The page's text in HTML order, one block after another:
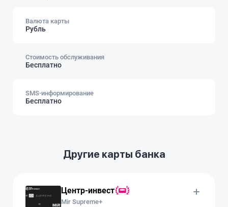
Валюта карты
Рубль
Стоимость обслуживания
Бесплатно
SMS-информирование
Бесплатно
Другие карты банка
Центр-инвест
Mir Supreme+